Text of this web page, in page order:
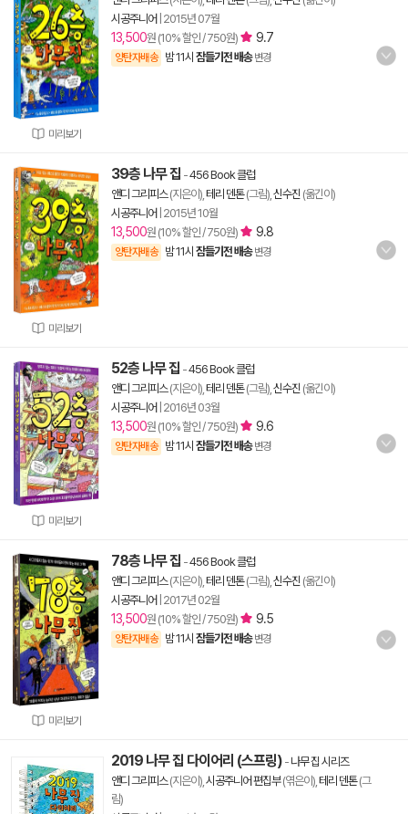
미리보기
시공주니어 2015년 07월
13,500원 (10% 할인 / 750원) 9.7
양탄자배송 밤 11시 잠들기전 배송 변경
미리보기
39층 나무 집 -456 Book 클럽
앤디 그리피스(지은이), 테리 덴톤(그림), 신수진 (옮긴이)
시공주니어 2015년 10월
13,500원 (10% 할인 / 750원) 9.8
양탄자배송 밤 11시 잠들기전 배송 변경
미리보기
52층 나무 집 -456 Book 클럽
앤디 그리피스(지은이), 테리 덴톤(그림), 신수진 (옮긴이)
시공주니어 2016년 03월
13,500원 (10% 할인 / 750원) 9.6
양탄자배송 밤 11시 잠들기전 배송 변경
미리보기
78층 나무 집 -456 Book 클럽
앤디 그리피스(지은이), 테리 덴톤(그림), 신수진 (옮긴이)
시공주니어 2017년 02월
13,500원 (10% 할인 / 750원) 9.5
양탄자배송 밤 11시 잠들기전 배송 변경
2019 나무 집 다이어리 (스프링) - 나무 집 시리즈
앤디 그리피스(지은이), 시공주니어 편집부(엮은이), 테리 덴톤(그
림)